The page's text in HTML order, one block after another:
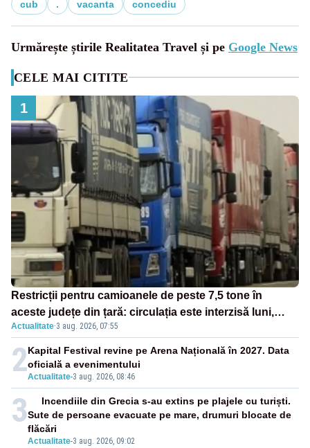
cub . vacanta concediu
Urmărește știrile Realitatea Travel și pe Google News
CELE MAI CITITE
1
Restricții pentru camioanele de peste 7,5 tone în
aceste județe din țară: circulația este interzisă luni,
între orele 12:00 și 20:00
Actualitate·3 aug. 2026, 07:55
2Actualitate-3 aug. 2026, 08:46
Kapital Festival revine pe Arena Națională în 2027. Data
oficială a evenimentului
3
Actualitate-3 aug. 2026, 09:02
Incendiile din Grecia s-au extins pe plajele cu turiști.
Sute de persoane evacuate pe mare, drumuri blocate de
flăcări